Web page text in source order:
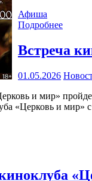
Афиша
Подробнее
Встреча
01.05.2026
«Церковь и мир»